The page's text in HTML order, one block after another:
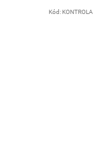
Kód:KONTROLA